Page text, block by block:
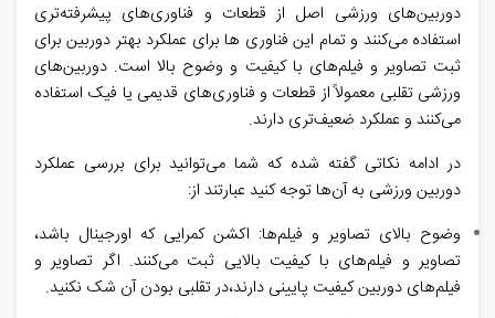
دوربین‌های ورزشی اصل از قطعات و فناوری‌های پیشرفته‌تری
استفاده می‌کنند و تمام این فناوری ها برای عملکرد بهتر دوربین برای
ثبت تصاویر و فیلم‌های با کیفیت و وضوح بالا است. دوربین‌های
ورزشی تقلبی معمولاً از قطعات و فناوری‌های قدیمی‌ یا فیک استفاده
می‌کنند و عملکرد ضعیف‌تری دارند.
در ادامه نکاتی گفته شده که شما می‌توانید برای بررسی عملکرد
دوربین ورزشی به آن‌ها توجه کنید عبارتند از:
وضوح بالای تصاویر و فیلم‌ها: اکشن کمرایی که اورجینال باشد،
تصاویر و فیلم‌های با کیفیت بالایی ثبت می‌کنند. اگر تصاویر و
فیلم‌های دوربین کیفیت پایینی دارند،در تقلبی بودن آن شک نکنید.